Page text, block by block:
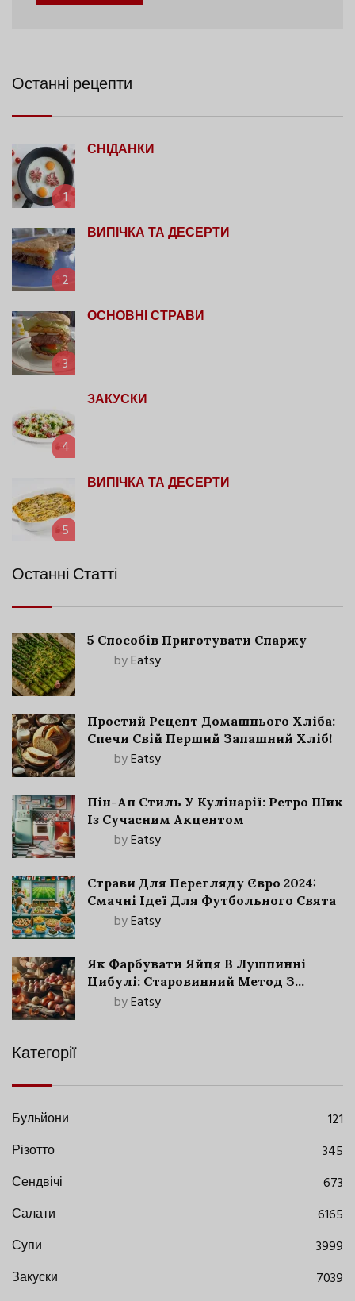
Останні рецепти
1
СНІДАНКИ
2
ВИПІЧКА ТА ДЕСЕРТИ
3
ОСНОВНІ СТРАВИ
4
ЗАКУСКИ
5
ВИПІЧКА ТА ДЕСЕРТИ
Останні Статті
5 Способів Приготувати Спаржу
byEatsy
Простий Рецепт Домашнього Хліба:
Спечи Свій Перший Запашний Хліб!
byEatsy
Пін-Ап Стиль У Кулінарії: Ретро Шик
Із Сучасним Акцентом
byEatsy
Страви Для Перегляду Євро 2024:
Смачні Ідеї Для Футбольного Свята
byEatsy
Як Фарбувати Яйця В Лушпинні
Цибулі: Старовинний Метод З
Сучасними Нюансами
byEatsy
Категорії
Бульйони
121
Різотто
345
Сендвічі
673
Салати
6165
Супи
3999
Закуски
7039